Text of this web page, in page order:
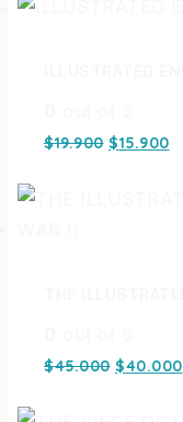
$19.900 $15.900
$45.000 $40.000